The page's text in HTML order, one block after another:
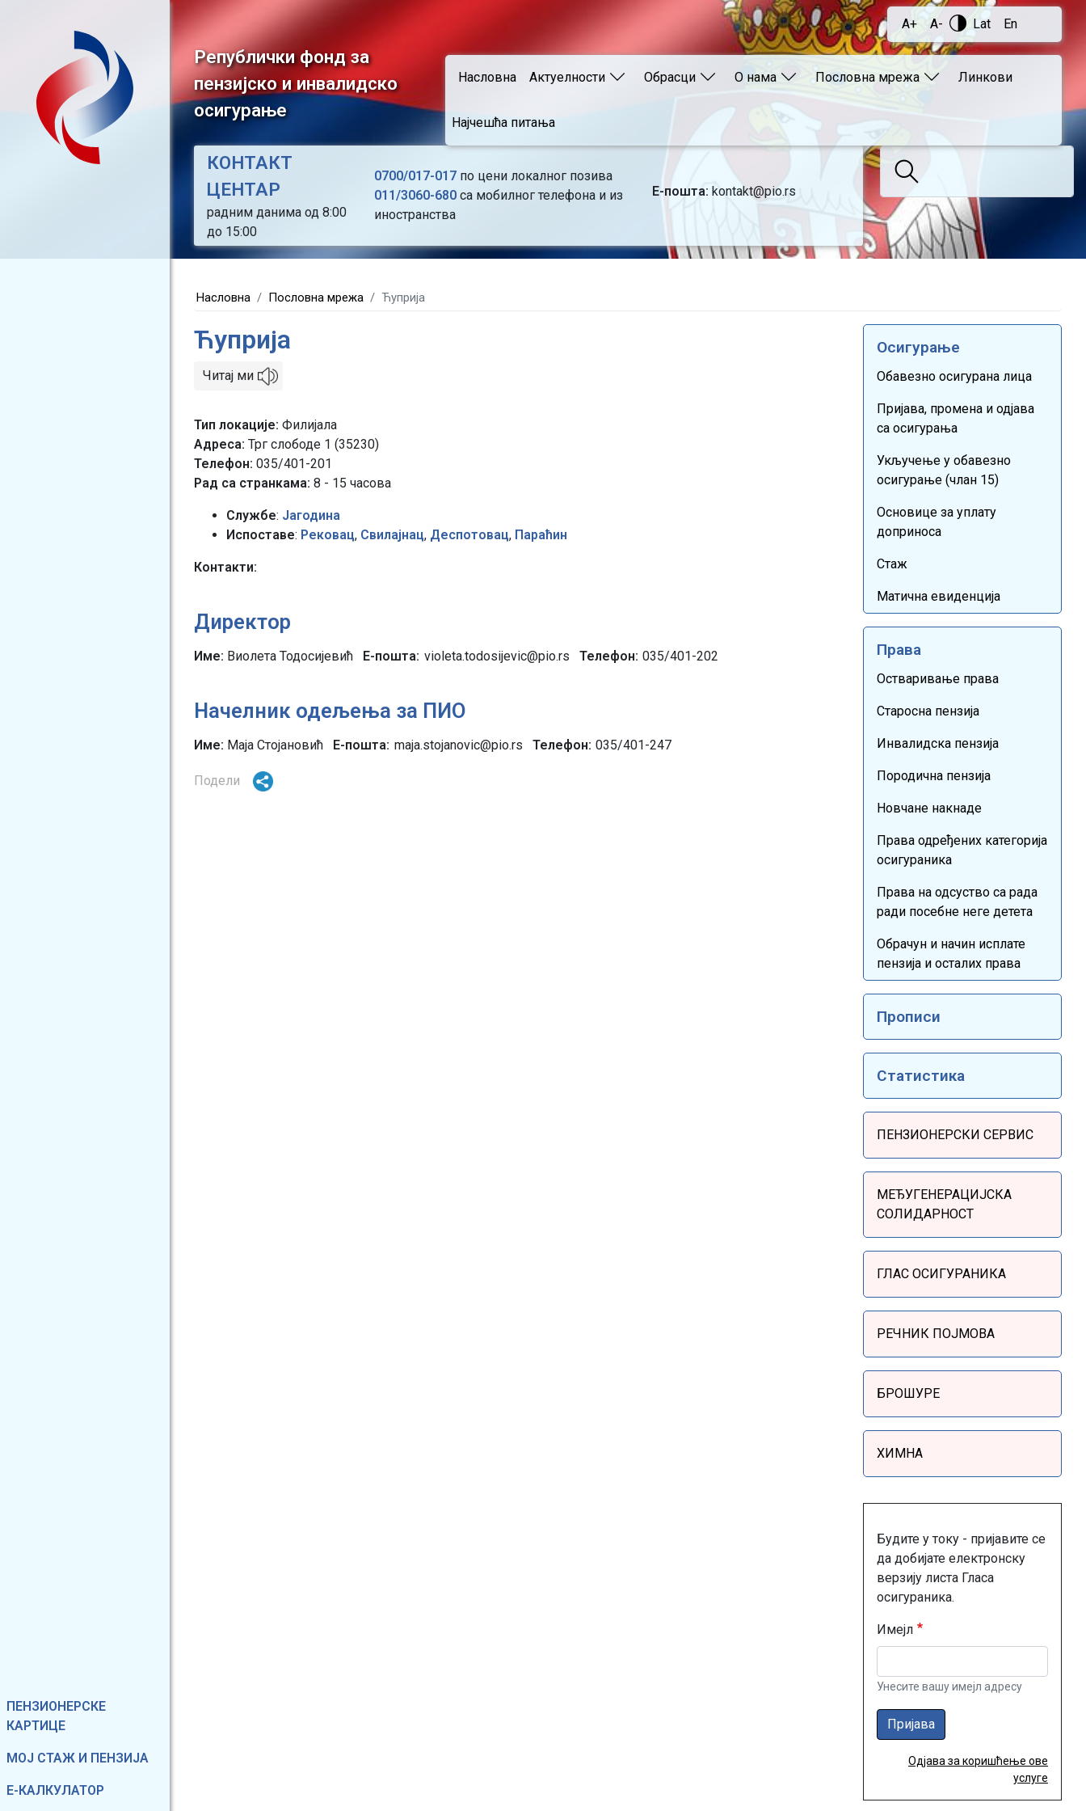
main
Фиксирани мени
ПЕНЗИОНЕРСКЕ
КАРТИЦЕ
МОЈ СТАЖ И ПЕНЗИЈА
Е-КАЛКУЛАТОР
Републички фонд за
пензијско и инвалидско
осигурање
A+ A- Lat En
Main navigation
Насловна Актуелности Обрасци О нама Пословна мрежа Линкови
Најчешћа питања
КОНТАКТ
ЦЕНТАР
радним данима од 8:00
до 15:00
0700/017-017по цени локалног позива
011/3060-680са мобилног телефона и из
иностранства
Е-пошта: kontakt@pio.rs
Насловна Пословна мрежа Ћуприја
Ћуприја
Читај ми
Тип локације Филијала
Адреса Трг слободе 1 (35230)
Телефон 035/401-201
Рад са странкама: 8 - 15 часова
Службе: Јагодина
Испоставе: Рековац, Свилајнац, Деспотовац, Параћин
Контакти
Директор
Име: Виолета Тодосијевић Е-пошта violeta.todosijevic@pio.rs Телефон 035/401-202
Начелник одељења за ПИО
Име: Маја Стојановић Е-пошта maja.stojanovic@pio.rs Телефон 035/401-247
Подели
Осигурање
Обавезно осигурана лица
Пријава, промена и одјава
са осигурања
Укључење у обавезно
осигурање (члан 15)
Основице за уплату
доприноса
Стаж
Матична евиденција
Права
Остваривање права
Старосна пензија
Инвалидска пензија
Породична пензија
Новчане накнаде
Права одређених категорија
осигураника
Права на одсуство са рада
ради посебне неге детета
Обрачун и начин исплате
пензија и осталих права
Прописи
Статистика
ПЕНЗИОНЕРСКИ СЕРВИС
МЕЂУГЕНЕРАЦИЈСКА
СОЛИДАРНОСТ
ГЛАС ОСИГУРАНИКА
РЕЧНИК ПОЈМОВА
БРОШУРЕ
ХИМНА
Будите у току - пријавите се
да добијате електронску
верзију листа Гласа
осигураника.
Имејл
Унесите вашу имејл адресу
Пријава
Одјава за коришћење ове
услуге